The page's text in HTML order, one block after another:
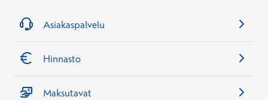
Asiakaspalvelu
Hinnasto
Maksutavat